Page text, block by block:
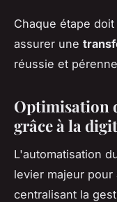
Chaque étape
assurer une
réussie et
Optimisation
grâce à la
L'automatisation
levier majeur
centralisant la